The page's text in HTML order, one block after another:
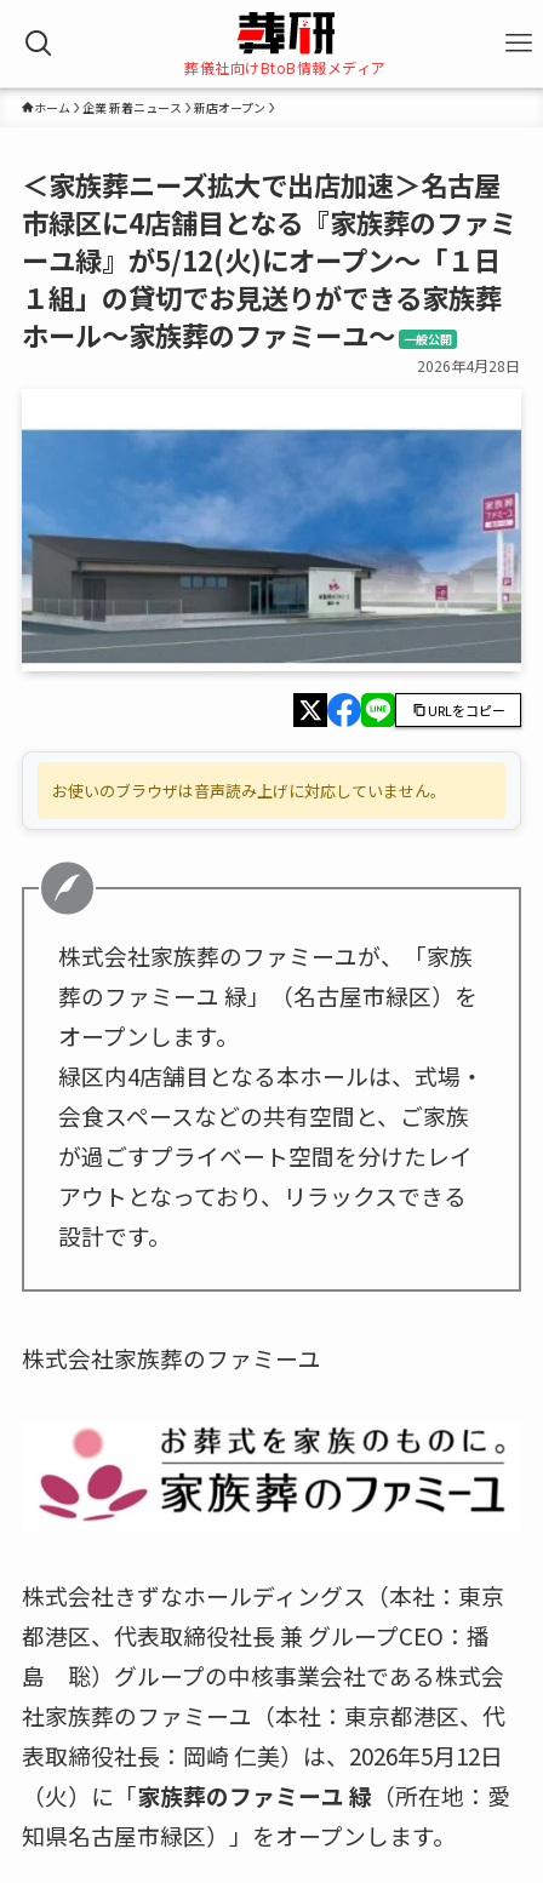
葬儀社向けBtoB情報メディア
ホーム 企業 新着ニュース 新店オープン
＜家族葬ニーズ拡大で出店加速＞名古屋
市緑区に4店舗目となる『家族葬のファミ
ーユ緑』が5/12(火)にオープン～「１日
１組」の貸切でお見送りができる家族葬
ホール～家族葬のファミーユ～ 一般公開
2026年4月28日
URLをコピー
お使いのブラウザは音声読み上げに対応していません。
株式会社家族葬のファミーユが、「家族
葬のファミーユ 緑」（名古屋市緑区）を
オープンします。
緑区内4店舗目となる本ホールは、式場・
会食スペースなどの共有空間と、ご家族
が過ごすプライベート空間を分けたレイ
アウトとなっており、リラックスできる
設計です。
株式会社家族葬のファミーユ
株式会社きずなホールディングス（本社：東京
都港区、代表取締役社長 兼 グループCEO：播
島 聡）グループの中核事業会社である株式会
社家族葬のファミーユ（本社：東京都港区、代
表取締役社長：岡崎 仁美）は、2026年5月12日
（火）に「家族葬のファミーユ 緑 （所在地：愛
知県名古屋市緑区）」をオープンします。